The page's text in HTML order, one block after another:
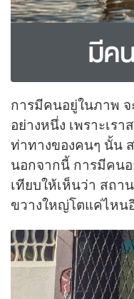
การมีคนอยู่ในภาพ จ
อย่างหนึ่ง เพราะเร
ท่าทางของคนๆ นั้น
นอกจากนี้ การมีคนอ
เทียบให้เห็นว่า สถ
ขวางใหญ่โตแค่ไหน